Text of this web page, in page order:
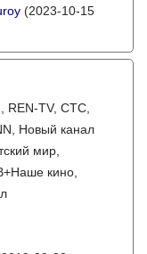
(2023-10-15
REN-TV, СТС,
Новый канал
мир,
кино,